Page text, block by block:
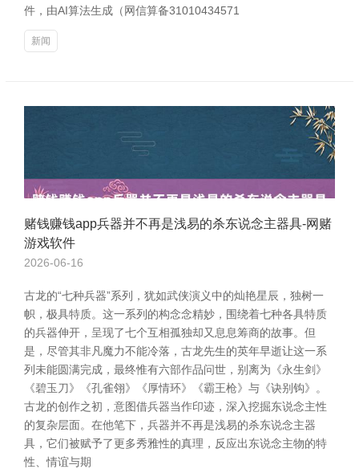
件，由AI算法生成（网信算备31010434571
新闻
赌钱赚钱app兵器并不再是浅易的杀东说念主器具-网赌
游戏软件
2026-06-16
古龙的“七种兵器”系列，犹如武侠演义中的灿艳星辰，独树一
帜，极具特质。这一系列的构念念精妙，围绕着七种各具特质
的兵器伸开，呈现了七个互相孤独却又息息筹商的故事。但
是，尽管其非凡魔力不能冷落，古龙先生的英年早逝让这一系
列未能圆满完成，最终惟有六部作品问世，别离为《永生剑》
《碧玉刀》《孔雀翎》《厚情环》《霸王枪》与《诀别钩》。
古龙的创作之初，意图借兵器当作印迹，深入挖掘东说念主性
的复杂层面。在他笔下，兵器并不再是浅易的杀东说念主器
具，它们被赋予了更多秀雅性的真理，反应出东说念主物的特
性、情谊与期